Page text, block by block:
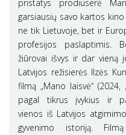
pristatys prodiuserė
garsiausių savo kartos
ne tik Lietuvoje, bet ir
profesijos paslaptimis.
žiūrovai išvys ir dar vieną
Latvijos režisierės Ilzės
filmą „Mano laisvė“ (2024,
pagal tikrus įvykius ir
vienos iš Latvijos
gyvenimo istoriją.